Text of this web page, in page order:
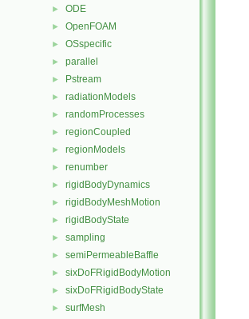
► ODE
► OpenFOAM
► OSspecific
► parallel
► Pstream
► radiationModels
► randomProcesses
► regionCoupled
► regionModels
► renumber
► rigidBodyDynamics
► rigidBodyMeshMotion
► rigidBodyState
► sampling
► semiPermeableBaffle
► sixDoFRigidBodyMotion
► sixDoFRigidBodyState
► surfMesh